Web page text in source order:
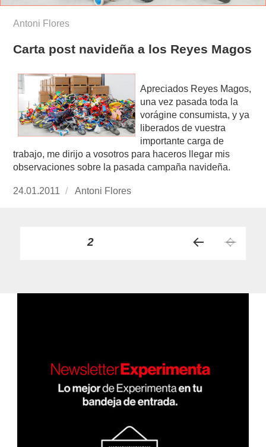
Antoni Flores
Carta post navideña a los Reyes Magos
Apreciados Reyes Magos,
una vez pasada toda la
vorágine consumista, y ya
liberados de vuestra
importante carga de
trabajo, me dirijo a vosotros para haceros llegar mis
observaciones sobre la pasada campaña navideña.
Publicado
24.01.2011 https://www.experimenta.es/author/
Antoni Flores
Paginación
entradas
PÁGINA2